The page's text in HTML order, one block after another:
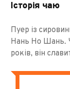
Історія чаю
Пуер із
Нань Но Шань.
років, він